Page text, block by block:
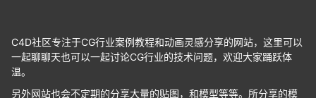
C4D社区专注于CG行业案例教程和动画灵感分享的网站，这里可以
一起聊聊天也可以一起讨论CG行业的技术问题，欢迎大家踊跃体
温。
另外网站也会不定期的分享大量的贴图，和模型等等。所分享的模